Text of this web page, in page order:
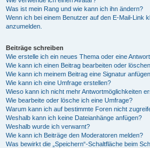
Was ist mein Rang und wie kann ich ihn ändern?
Wenn ich bei einem Benutzer auf den E-Mail-Link
anzumelden.
Beiträge schreiben
Wie erstelle ich ein neues Thema oder eine
Wie kann ich einen Beitrag bearbeiten oder
Wie kann ich meinem Beitrag eine Signatur
Wie kann ich eine Umfrage erstellen?
Wieso kann ich nicht mehr Antwortmöglichkeiten
Wie bearbeite oder lösche ich eine Umfrage?
Warum kann ich auf bestimmte Foren nicht
Weshalb kann ich keine Dateianhänge anfügen?
Weshalb wurde ich verwarnt?
Wie kann ich Beiträge den Moderatoren melden?
Was bewirkt die „Speichern“-Schaltfläche beim